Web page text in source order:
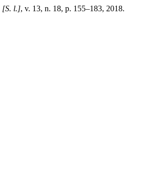
[S. l.], v. 13, n. 18, p. 155–183, 2018.